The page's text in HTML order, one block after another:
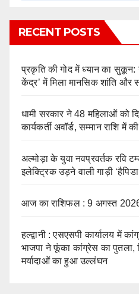
RECENT POSTS
प्रकृति की गोद में ध्यान का
केंद्र’ में मिला मानसिक शांति और
धामी सरकार ने 48 महिलाओं को
कार्यकर्ती अवॉर्ड, सम्मान राशि में
अल्मोड़ा के युवा नवप्रवर्तक रवि
इलेक्ट्रिक उड़ने वाली गाड़ी
आज का राशिफल : 9 अगस्त
हल्द्वानी : एसएसपी कार्यालय में
भाजपा ने फूंका कांग्रेस का पुतला,
मर्यादाओं का हुआ उल्लंघन